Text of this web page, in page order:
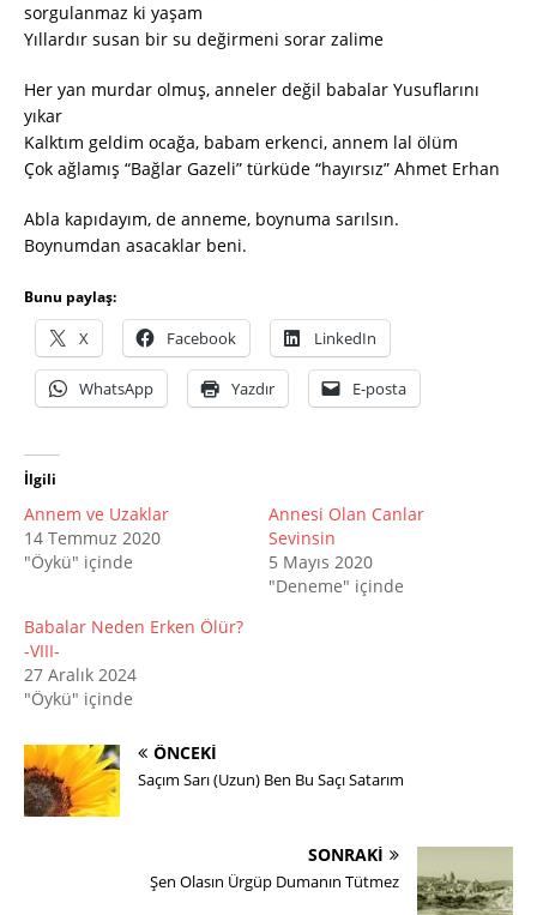
sorgulanmaz ki yaşam
Yıllardır susan bir su değirmeni sorar zalime
Her yan murdar olmuş, anneler değil babalar Yusuflarını
yıkar
Kalktım geldim ocağa, babam erkenci, annem lal ölüm
Çok ağlamış “Bağlar Gazeli” türküde “hayırsız” Ahmet Erhan
Abla kapıdayım, de anneme, boynuma sarılsın.
Boynumdan asacaklar beni.
Bunu paylaş:
X Facebook LinkedIn
WhatsApp Yazdır E-posta
İlgili
Annem ve Uzaklar
14 Temmuz 2020
"Öykü" içinde
Annesi Olan Canlar
Sevinsin
5 Mayıs 2020
"Deneme" içinde
Babalar Neden Erken Ölür?
-VIII-
27 Aralık 2024
"Öykü" içinde
ÖNCEKI
Saçım Sarı (Uzun) Ben Bu Saçı Satarım
SONRAKI
Şen Olasın Ürgüp Dumanın Tütmez